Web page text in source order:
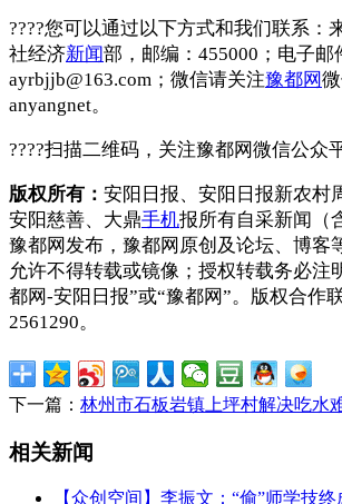
????您可以通过以下方式和我们联系：
社经济新闻部，邮编：455000；电子邮
ayrbjjb@163.com；微信请关注豫都网
anyangnet。
????扫描二维码，关注豫都网微信公众
版权所有： 安阳日报、安阳日报新农村
安阳慈善、大鼎手机报所有自采新闻（
豫都网发布，豫都网原创及论坛、博客
允许不得转载或镜像；授权转载务必注
都网-安阳日报”或“豫都网”。版权合作
2561290。
下一篇： 林州市石板岩镇上坪村解决吃水
相关新闻
【众创空间】李振文：“偷”师学技终